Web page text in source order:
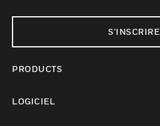
S'INSCRIRE
PRODUCTS
LOGICIEL